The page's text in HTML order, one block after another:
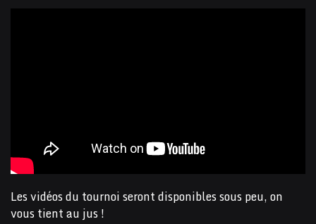
Les vidéos du tournoi seront disponibles sous peu, on
vous tient au jus !